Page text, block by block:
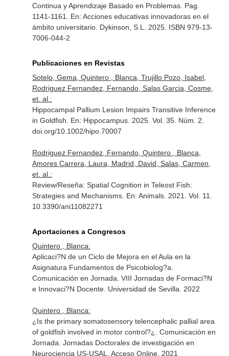
Continua y Aprendizaje Basado en Problemas. Pag.
1141-1161. En: Acciones educativas innovadoras en el
ámbito universitario. Dykinson, S.L. 2025. ISBN 979-13-
7006-044-2
Publicaciones en Revistas
Sotelo, Gema, Quintero , Blanca, Trujillo Pozo, Isabel,
Rodriguez Fernandez, Fernando, Salas Garcia, Cosme,
et. al.:
Hippocampal Pallium Lesion Impairs Transitive Inference
in Goldfish. En: Hippocampus. 2025. Vol. 35. Núm. 2.
doi.org/10.1002/hipo.70007
Rodriguez Fernandez, Fernando, Quintero , Blanca,
Amores Carrera, Laura, Madrid, David, Salas, Carmen,
et. al.:
Review/Reseña: Spatial Cognition in Teleost Fish:
Strategies and Mechanisms. En: Animals. 2021. Vol. 11.
10.3390/ani11082271
Aportaciones a Congresos
Quintero , Blanca:
Aplicaci?N de un Ciclo de Mejora en el Aula en la
Asignatura Fundamentos de Psicobiolog?a.
Comunicación en Jornada. VIII Jornadas de Formaci?N
e Innovaci?N Docente. Universidad de Sevilla. 2022
Quintero , Blanca:
¿Is the primary somatosensory telencephalic pallial area
of goldfish involved in motor control?¿. Comunicación en
Jornada. Jornadas Doctorales de investigación en
Neurociencia US-USAL. Acceso Online. 2021